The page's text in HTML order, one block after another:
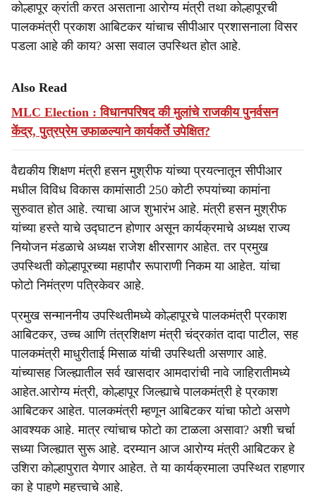
कोल्हापूर क्रांती करत असताना आरोग्य मंत्री तथा कोल्हापूरची
पालकमंत्री प्रकाश आबिटकर यांचाच सीपीआर प्रशासनाला विसर
पडला आहे की काय? असा सवाल उपस्थित होत आहे.
Also Read
MLC Election : विधानपरिषद की मुलांचे राजकीय पुनर्वसन
केंद्र, पुत्रप्रेम उफाळल्याने कार्यकर्ते उपेक्षित?
वैद्यकीय शिक्षण मंत्री हसन मुश्रीफ यांच्या प्रयत्नातून सीपीआर
मधील विविध विकास कामांसाठी 250 कोटी रुपयांच्या कामांना
सुरुवात होत आहे. त्याचा आज शुभारंभ आहे. मंत्री हसन मुश्रीफ
यांच्या हस्ते याचे उद्घाटन होणार असून कार्यक्रमाचे अध्यक्ष राज्य
नियोजन मंडळाचे अध्यक्ष राजेश क्षीरसागर आहेत. तर प्रमुख
उपस्थिती कोल्हापूरच्या महापौर रूपाराणी निकम या आहेत. यांचा
फोटो निमंत्रण पत्रिकेवर आहे.
प्रमुख सन्माननीय उपस्थितीमध्ये कोल्हापूरचे पालकमंत्री प्रकाश
आबिटकर, उच्च आणि तंत्रशिक्षण मंत्री चंद्रकांत दादा पाटील, सह
पालकमंत्री माधुरीताई मिसाळ यांची उपस्थिती असणार आहे.
यांच्यासह जिल्ह्यातील सर्व खासदार आमदारांची नावे जाहिरातीमध्ये
आहेत.आरोग्य मंत्री, कोल्हापूर जिल्ह्याचे पालकमंत्री हे प्रकाश
आबिटकर आहेत. पालकमंत्री म्हणून आबिटकर यांचा फोटो असणे
आवश्यक आहे. मात्र त्यांचाच फोटो का टाळला असावा? अशी चर्चा
सध्या जिल्ह्यात सुरू आहे. दरम्यान आज आरोग्य मंत्री आबिटकर हे
उशिरा कोल्हापुरात येणार आहेत. ते या कार्यक्रमाला उपस्थित राहणार
का हे पाहणे महत्त्वाचे आहे.